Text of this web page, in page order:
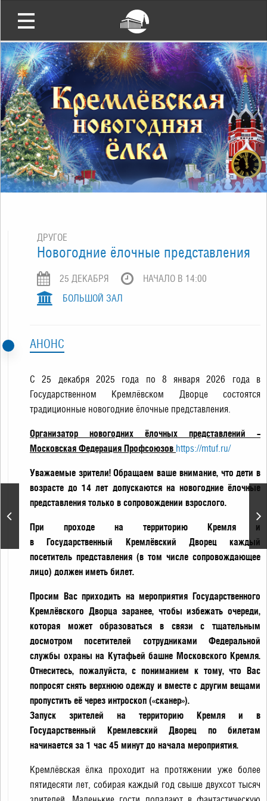
«Щелкунчик».
всей семьи
ДРУГОЕ
Новогодние ёлочные представления
25 ДЕКАБРЯ
НАЧАЛО В 14:00
БОЛЬШОЙ ЗАЛ
АНОНС
С 25 декабря 2025 года по 8 января 2026 года в
Государственном Кремлёвском Дворце состоятся
традиционные новогодние ёлочные представления.
Организатор новогодних ёлочных представлений –
Московская Федерация Профсоюзов https://mtuf.ru/
Уважаемые зрители! Обращаем ваше внимание, что дети в
возрасте до 14 лет допускаются на новогодние ёлочные
представления только в сопровождении взрослого.
При проходе на территорию Кремля и
в Государственный Кремлёвский Дворец каждый
посетитель представления (в том числе сопровождающее
лицо) должен иметь билет.
Просим Вас приходить на мероприятия Государственного
Кремлёвского Дворца заранее, чтобы избежать очереди,
которая может образоваться в связи с тщательным
досмотром посетителей сотрудниками Федеральной
службы охраны на Кутафьей башне Московского Кремля.
Отнеситесь, пожалуйста, с пониманием к тому, что Вас
попросят снять верхнюю одежду и вместе с другим вещами
пропустить её через интроскоп («сканер»).
Запуск зрителей на территорию Кремля и в
Государственный Кремлевский Дворец по билетам
начинается за 1 час 45 минут до начала мероприятия.
Кремлёвская ёлка проходит на протяжении уже более
пятидесяти лет, собирая каждый год свыше двухсот тысяч